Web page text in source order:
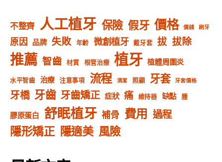
不整齊 人工植牙 保險 假牙 價格 價錢 刷牙
原因 品牌 失敗 年齡 微創植牙 戴牙套 拔 拔除
推薦 智齒 材質 根管治療 植牙 植體周圍炎
水平智齒 治療 注意事項 流程 清潔 照顧 牙套 牙套價格
牙橋 牙齒 牙齒矯正 症狀 痛 維持器 缺點 腫
膠原蛋白 舒眠植牙 補骨 費用 過程
隱形矯正 隱適美 風險